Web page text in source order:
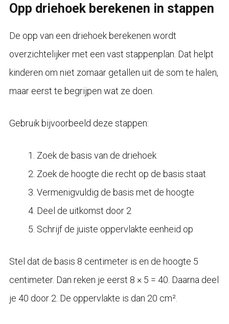
Opp driehoek berekenen in stappen
De opp van een driehoek berekenen wordt
overzichtelijker met een vast stappenplan. Dat helpt
kinderen om niet zomaar getallen uit de som te halen,
maar eerst te begrijpen wat ze doen.
Gebruik bijvoorbeeld deze stappen:
Zoek de basis van de driehoek
Zoek de hoogte die recht op de basis staat
Vermenigvuldig de basis met de hoogte
Deel de uitkomst door 2
Schrijf de juiste oppervlakte eenheid op
Stel dat de basis 8 centimeter is en de hoogte 5
centimeter. Dan reken je eerst 8 × 5 = 40. Daarna deel
je 40 door 2. De oppervlakte is dan 20 cm².